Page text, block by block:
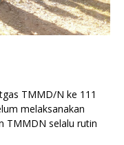
TMMD/N ke 111
melaksanakan
TMMDN selalu rutin